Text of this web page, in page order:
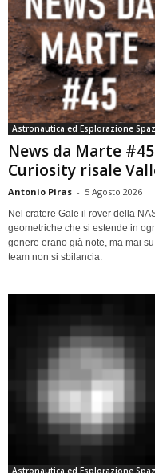
Astronautica ed Esplorazione
News da Marte
Curiosity risale
Antonio Piras - 5 Agosto 2026
Nel cratere Gale il rover della
geometriche che si estende in
genere erano già note, ma mai
team non si sbilancia.
Astronautica ed Esplorazione